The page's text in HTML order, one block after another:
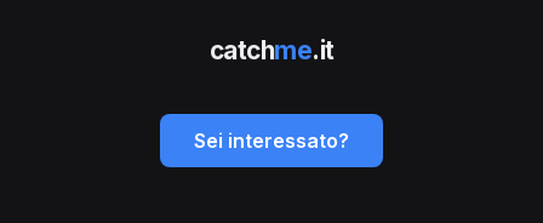
catchme.it
Sei interessato?